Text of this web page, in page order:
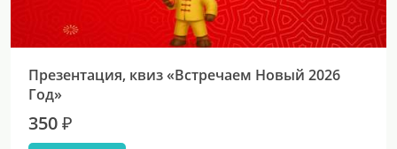
Презентация, квиз «Встречаем Новый 2026
Год»
350 ₽